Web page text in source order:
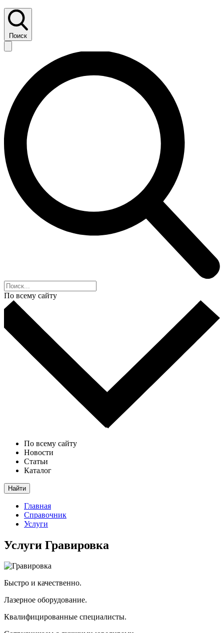
Поиск
По всему сайту
По всему сайту
Новости
Статьи
Каталог
Найти
Главная
Справочник
Услуги
Услуги Гравировка
Быстро и качественно.
Лазерное оборудование.
Квалифицированные специалисты.